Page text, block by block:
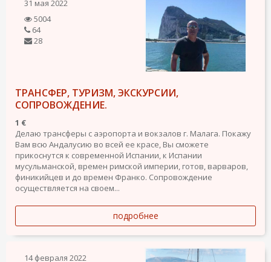
31 мая 2022
5004
64
28
ТРАНСФЕР, ТУРИЗМ, ЭКСКУРСИИ,
СОПРОВОЖДЕНИЕ.
1 €
Делаю трансферы с аэропорта и вокзалов г. Малага. Покажу
Вам всю Андалусию во всей ее красе, Вы сможете
прикоснутся к современной Испании, к Испании
мусульманской, времен римской империи, готов, варваров,
финикийцев и до времен Франко. Сопровождение
осуществляется на своем...
подробнее
14 февраля 2022